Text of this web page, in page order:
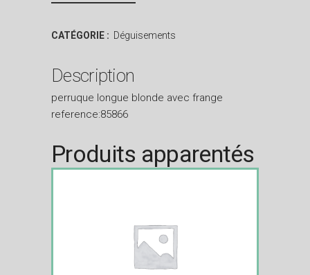
CATÉGORIE : Déguisements
Description
perruque longue blonde avec frange
reference:85866
Produits apparentés